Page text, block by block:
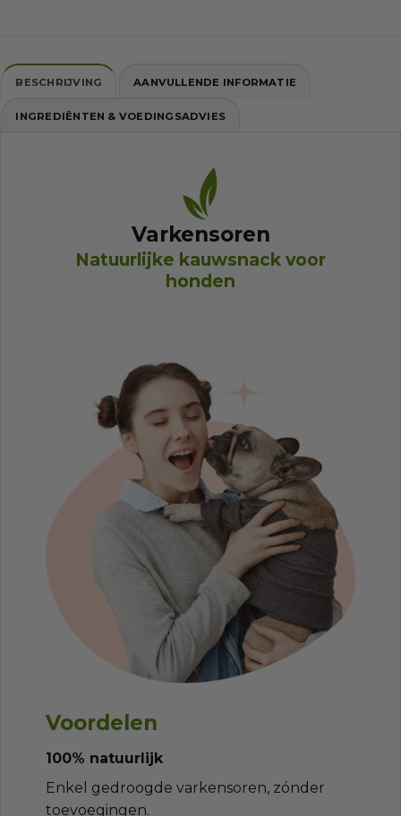
BESCHRIJVING AANVULLENDE INFORMATIE
INGREDIËNTEN & VOEDINGSADVIES
Varkensoren
Natuurlijke kauwsnack voor
honden
Voordelen
100% natuurlijk
Enkel gedroogde varkensoren, zónder
toevoegingen.